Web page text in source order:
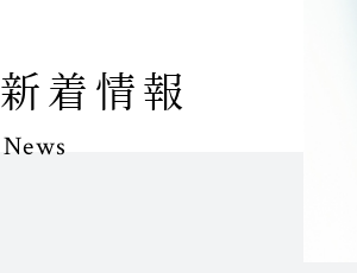
新着情報
News